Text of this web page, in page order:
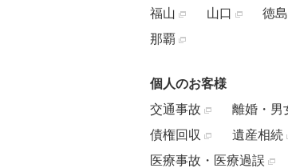
福山
山口 徳島
那覇
個人のお客様
交通事故
離婚・男
債権回収
遺産相続
医療事故・医療過誤